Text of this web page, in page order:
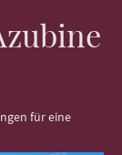
für eine